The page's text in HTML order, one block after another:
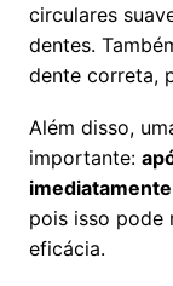
circulares
dentes.
dente correta,
Além disso,
importante:
imediatamente
pois isso pode
eficácia.